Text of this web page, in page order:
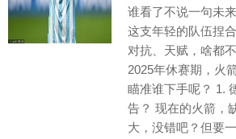
谁看了不说一句未
这支年轻的队伍捏
对抗、天赋，啥都
2025年休赛期，火
瞄准谁下手呢？ 1.
告？ 现在的火箭，
大，没错吧？但要